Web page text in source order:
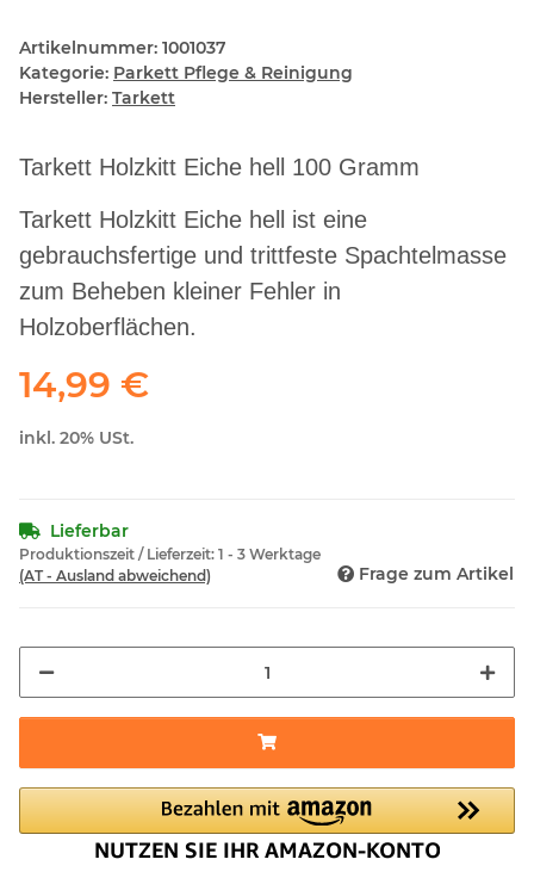
Artikelnummer: 1001037
Kategorie: Parkett Pflege & Reinigung
Hersteller: Tarkett
Tarkett Holzkitt Eiche hell 100 Gramm
Tarkett Holzkitt Eiche hell ist eine
gebrauchsfertige und trittfeste Spachtelmasse
zum Beheben kleiner Fehler in
Holzoberflächen.
14,99 €
inkl. 20% USt.
Lieferbar
Produktionszeit / Lieferzeit: 1 - 3 Werktage
(AT - Ausland abweichend)
Frage zum Artikel